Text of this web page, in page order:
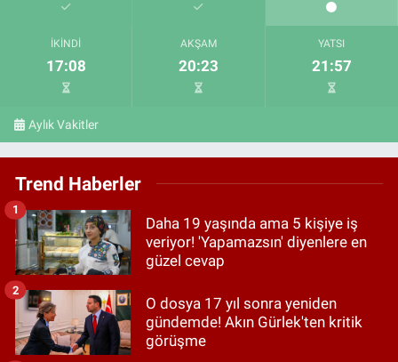
İKINDI
17:08
AKŞAM
20:23
YATSI
21:57
Aylık Vakitler
Trend Haberler
Daha 19 yaşında ama 5 kişiye iş
veriyor! 'Yapamazsın' diyenlere en
güzel cevap
1
O dosya 17 yıl sonra yeniden
gündemde! Akın Gürlek'ten kritik
görüşme
2